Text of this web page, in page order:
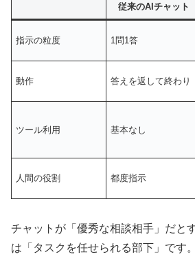
従来のAIチャット
指示の粒度 1問1答
動作 答えを返して終わり
ツール利用 基本なし
人間の役割 都度指示
チャットが「優秀な相談相手」だと
は「タスクを任せられる部下」です